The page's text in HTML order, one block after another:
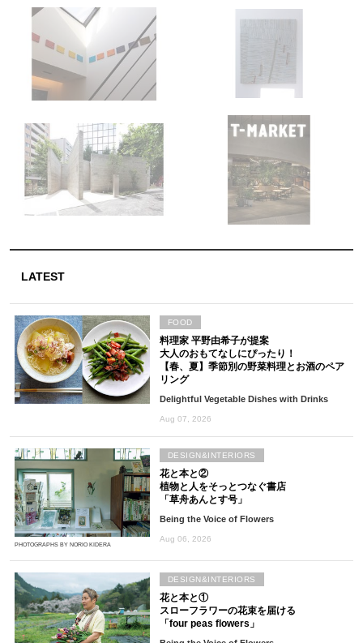
LATEST
料理家 平野由希子が提案
大人のおもてなしにぴったり！
【春、夏】季節別の野菜料理とお酒のペア
リング
Delightful Vegetable Dishes with Drinks
Aug 07, 2026
FOOD
PHOTOGRAPHS BY NORIO KIDERA
花と本と②
植物と人をそっとつなぐ書店
「草舟あんとす号」
Being the Voice of Flowers
Aug 06, 2026
DESIGN&INTERIORS
花と本と①
スローフラワーの花束を届ける
「four peas flowers」
DESIGN&INTERIORS